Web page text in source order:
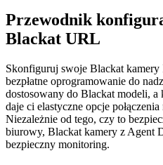
Przewodnik
Blackat URL
Skonfiguruj swoje Blackat
bezpłatne oprogramowanie do
dostosowany do Blackat modeli,
daje ci elastyczne opcje
Niezależnie od tego, czy to
biurowy, Blackat kamery z Agent
bezpieczny monitoring.